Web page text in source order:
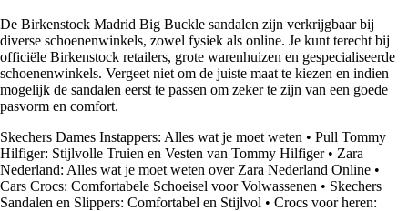
De Birkenstock Madrid Big Buckle sandalen zijn verkrijgbaar bij
diverse schoenenwinkels, zowel fysiek als online. Je kunt terecht bij
officiële Birkenstock retailers, grote warenhuizen en gespecialiseerde
schoenenwinkels. Vergeet niet om de juiste maat te kiezen en indien
mogelijk de sandalen eerst te passen om zeker te zijn van een goede
pasvorm en comfort.
Skechers Dames Instappers: Alles wat je moet weten • Pull Tommy
Hilfiger: Stijlvolle Truien en Vesten van Tommy Hilfiger• Zara
Nederland: Alles wat je moet weten over Zara Nederland Online •
Cars Crocs: Comfortabele Schoeisel voor Volwassenen • Skechers
Sandalen en Slippers: Comfortabel en Stijlvol • Crocs voor heren: